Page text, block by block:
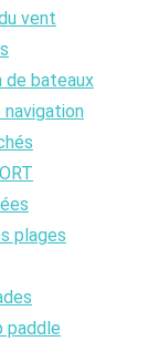
vent
de bateaux
navigation
plages
paddle